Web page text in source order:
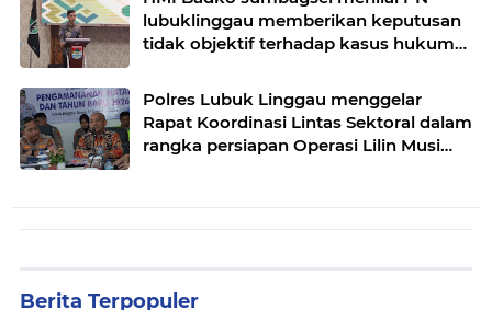
lubuklinggau memberikan keputusan
tidak objektif terhadap kasus hukum
Polres Lubuk Linggau menggelar
Rapat Koordinasi Lintas Sektoral dalam
rangka persiapan Operasi Lilin Musi
Berita Terpopuler